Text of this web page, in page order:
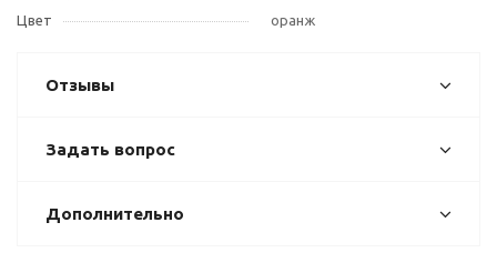
Цвет
оранж
Отзывы
Задать вопрос
Дополнительно